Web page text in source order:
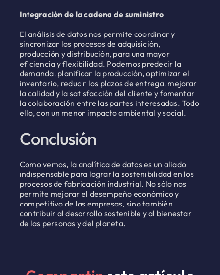
Integración de la cadena de suministro
El análisis de datos nos permite coordinar y
sincronizar los procesos de adquisición,
producción y distribución, para una mayor
eficiencia y flexibilidad. Podemos predecir la
demanda, planificar la producción, optimizar el
inventario, reducir los plazos de entrega, mejorar
la calidad y la satisfacción del cliente y fomentar
la colaboración entre las partes interesadas. Todo
ello, con un menor impacto ambiental y social.
Conclusión
Como vemos, la analítica de datos es un aliado
indispensable para lograr la sostenibilidad en los
procesos de fabricación industrial. No sólo nos
permite mejorar el desempeño económico y
competitivo de las empresas, sino también
contribuir al desarrollo sostenible y al bienestar
de las personas y del planeta.